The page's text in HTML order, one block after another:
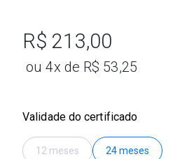
R$ 213,00
ou 4x de R$ 53,25
Validade do certificado
12 meses 24 meses